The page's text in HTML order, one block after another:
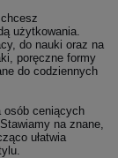
chcesz
użytkowania.
do nauki oraz na
poręczne formy
do codziennych
osób ceniących
na znane,
ułatwia